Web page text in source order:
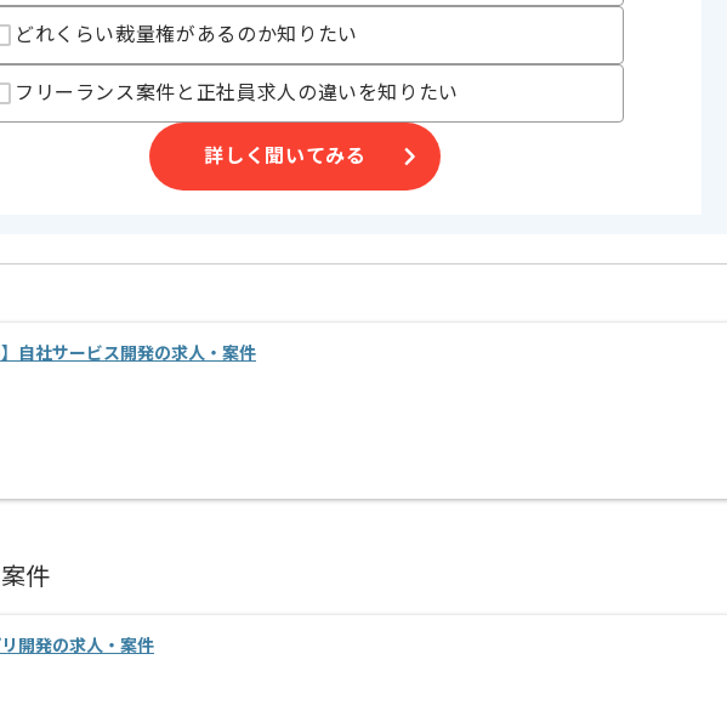
ルアップ意欲が高い人におすすめの案件です。
サイトの制作にも携わることができます。
どれくらい裁量権があるのか知りたい
フリーランス案件と正社員求人の違いを知りたい
詳しく聞いてみる
自社サービス開発の求人・案件
件
開発の求人・案件